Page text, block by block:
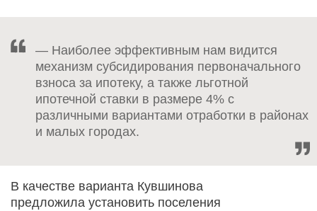
— Наиболее эффективным нам видится
механизм субсидирования первоначального
взноса за ипотеку, а также льготной
ипотечной ставки в размере 4% с
различными вариантами отработки в районах
и малых городах.
В качестве варианта Кувшинова
предложила установить поселения